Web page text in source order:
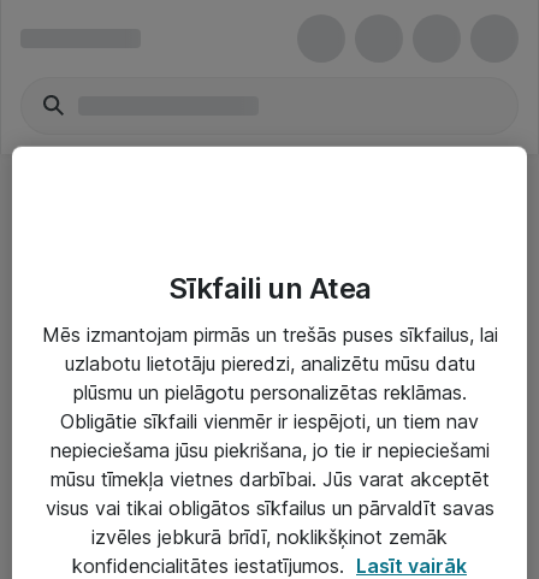
Risinājumi & Pakalpojumi
IT serviss un atbalsts
IT infrastruktūra
Darba vietu IT risinājumi
Sīkfaili un Atea
Mēs izmantojam pirmās un trešās puses sīkfailus, lai
uzlabotu lietotāju pieredzi, analizētu mūsu datu
plūsmu un pielāgotu personalizētas reklāmas.
Obligātie sīkfaili vienmēr ir iespējoti, un tiem nav
nepieciešama jūsu piekrišana, jo tie ir nepieciešami
mūsu tīmekļa vietnes darbībai. Jūs varat akceptēt
visus vai tikai obligātos sīkfailus un pārvaldīt savas
izvēles jebkurā brīdī, noklikšķinot zemāk
konfidencialitātes iestatījumos. Lasīt vairāk